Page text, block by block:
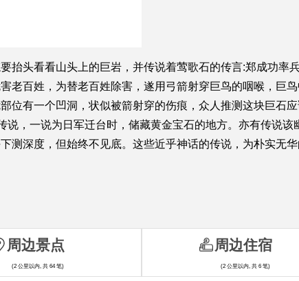
抬头看看山头上的巨岩，并传说着莺歌石的传言:郑成功率
老百姓，为替老百姓除害，遂用弓箭射穿巨鸟的咽喉，巨
位有一个凹洞，状似被箭射穿的伤痕，众人推测这块巨石
，一说为日军迁台时，储藏黄金宝石的地方。亦有传说
测深度，但始终不见底。这些近乎神话的传说，为朴实无
周边景点
(2 公里以内, 共 64 笔)
周边住宿
(2 公里以内, 共 6 笔)